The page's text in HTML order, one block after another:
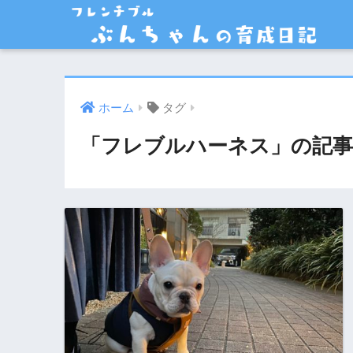
ホーム タグ
「フレブルハーネス」の記